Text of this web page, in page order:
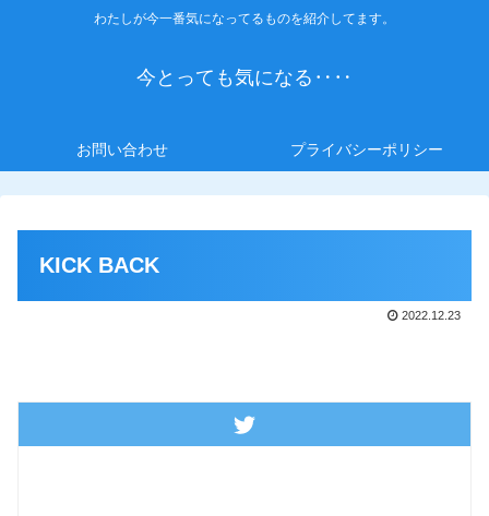
わたしが今一番気になってるものを紹介してます。
今とっても気になる‥‥
お問い合わせ プライバシーポリシー
KICK BACK
2022.12.23